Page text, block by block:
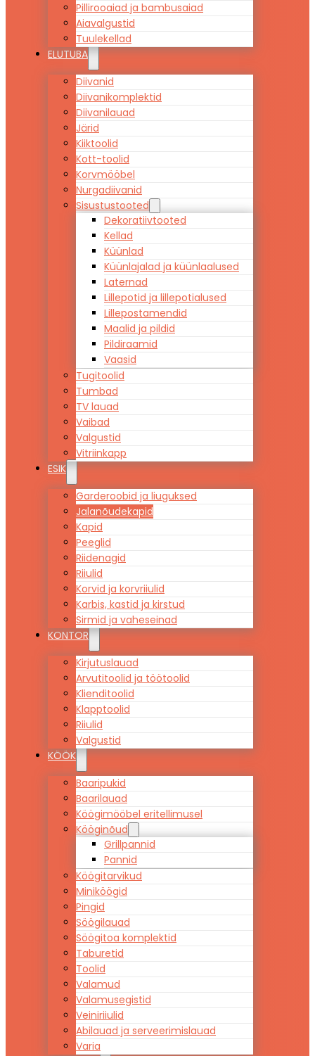
Pillirooaiad ja bambusaiad
Aiavalgustid
Tuulekellad
ELUTUBA
Diivanid
Diivanikomplektid
Diivanilauad
Järid
Kiiktoolid
Kott-toolid
Korvmööbel
Nurgadiivanid
Sisustustooted
Dekoratiivtooted
Kellad
Küünlad
Küünlajalad ja küünlaalused
Laternad
Lillepotid ja lillepotialused
Lillepostamendid
Maalid ja pildid
Pildiraamid
Vaasid
Tugitoolid
Tumbad
TV lauad
Vaibad
Valgustid
Vitriinkapp
ESIK
Garderoobid ja liuguksed
Jalanõudekapid
Kapid
Peeglid
Riidenagid
Riiulid
Korvid ja korvriiulid
Karbis, kastid ja kirstud
Sirmid ja vaheseinad
KONTOR
Kirjutuslauad
Arvutitoolid ja töötoolid
Klienditoolid
Klapptoolid
Riiulid
Valgustid
KÖÖK
Baaripukid
Baarilauad
Köögimööbel eritellimusel
Kööginõud
Grillpannid
Pannid
Köögitarvikud
Miniköögid
Pingid
Söögilauad
Söögitoa komplektid
Taburetid
Toolid
Valamud
Valamusegistid
Veiniriiulid
Abilauad ja serveerimislauad
Varia